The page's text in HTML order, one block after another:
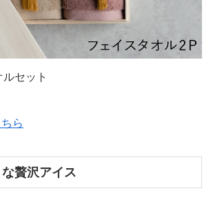
セット
ら
贅沢アイス